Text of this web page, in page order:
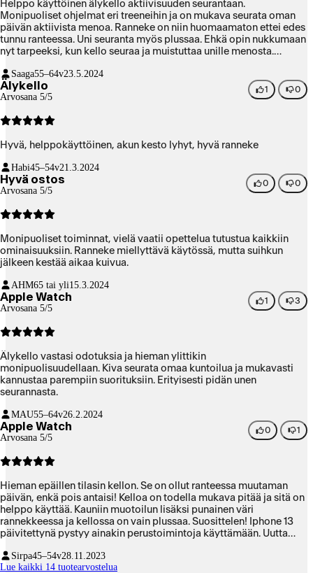
Helppo käyttöinen älykello aktiivisuuden seurantaan.
Monipuoliset ohjelmat eri treeneihin ja on mukava seurata oman
päivän aktiivista menoa. Ranneke on niin huomaamaton ettei edes
tunnu ranteessa. Uni seuranta myös plussaa. Ehkä opin nukkumaan
nyt tarpeeksi, kun kello seuraa ja muistuttaa unille menosta.
Saaga55–64v23.5.2024
Älykello
Arvosana 5/5
1 0
Hyvä, helppokäyttöinen, akun kesto lyhyt, hyvä ranneke
Habi45–54v21.3.2024
Hyvä ostos
Arvosana 5/5
0 0
Monipuoliset toiminnat, vielä vaatii opettelua tutustua kaikkiin
ominaisuuksiin. Ranneke miellyttävä käytössä, mutta suihkun
jälkeen kestää aikaa kuivua.
AHM65 tai yli15.3.2024
Apple Watch
Arvosana 5/5
1 3
Älykello vastasi odotuksia ja hieman ylittikin
monipuolisuudellaan. Kiva seurata omaa kuntoilua ja mukavasti
kannustaa parempiin suorituksiin. Erityisesti pidän unen
seurannasta.
MAU55–64v26.2.2024
Apple Watch
Arvosana 5/5
0 1
Hieman epäillen tilasin kellon. Se on ollut ranteessa muutaman
päivän, enkä pois antaisi! Kelloa on todella mukava pitää ja sitä on
helppo käyttää. Kauniin muotoilun lisäksi punainen väri
rannekkeessa ja kellossa on vain plussaa. Suosittelen! Iphone 13
päivitettynä pystyy ainakin perustoimintoja käyttämään. Uutta
Sirpa45–54v28.11.2023
Lue kaikki 14 tuotearvostelua